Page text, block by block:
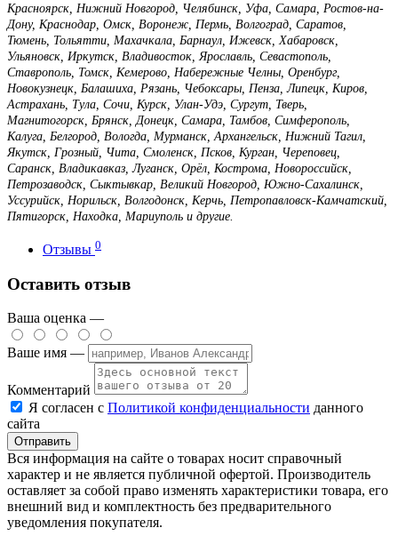
Красноярск, Нижний Новгород, Челябинск, Уфа, Самара, Ростов-на-
Дону, Краснодар, Омск, Воронеж, Пермь, Волгоград, Саратов,
Тюмень, Тольятти, Махачкала, Барнаул, Ижевск, Хабаровск,
Ульяновск, Иркутск, Владивосток, Ярославль, Севастополь,
Ставрополь, Томск, Кемерово, Набережные Челны, Оренбург,
Новокузнецк, Балашиха, Рязань, Чебоксары, Пенза, Липецк, Киров,
Астрахань, Тула, Сочи, Курск, Улан-Удэ, Сургут, Тверь,
Магнитогорск, Брянск, Донецк, Самара, Тамбов, Симферополь,
Калуга, Белгород, Вологда, Мурманск, Архангельск, Нижний Тагил,
Якутск, Грозный, Чита, Смоленск, Псков, Курган, Череповец,
Саранск, Владикавказ, Луганск, Орёл, Кострома, Новороссийск,
Петрозаводск, Сыктывкар, Великий Новгород, Южно-Сахалинск,
Уссурийск, Норильск, Волгодонск, Керчь, Петропавловск-Камчатский,
Пятигорск, Находка, Мариуполь и другие.
Отзывы 0
Оставить отзыв
Ваша оценка —
Ваше имя —
Комментарий
Я согласен с Политикой конфиденциальности данного
сайта
Вся информация на сайте о товарах носит справочный
характер и не является публичной офертой. Производитель
оставляет за собой право изменять характеристики товара, его
внешний вид и комплектность без предварительного
уведомления покупателя.